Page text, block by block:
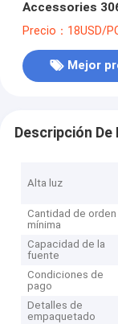
Accessories
erpillar
Precio：18USD/
Mejor
Descripción
Alta luz
Cantidad de orden
mínima
Capacidad de la
fuente
Condiciones de
pago
Detalles de
empaquetado